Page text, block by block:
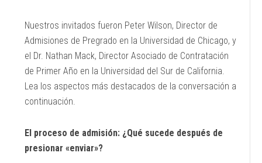
Nuestros invitados fueron Peter Wilson, Director de
Admisiones de Pregrado en la Universidad de Chicago, y
el Dr. Nathan Mack, Director Asociado de Contratación
de Primer Año en la Universidad del Sur de California.
Lea los aspectos más destacados de la conversación a
continuación.
El proceso de admisión: ¿Qué sucede después de
presionar «enviar»?